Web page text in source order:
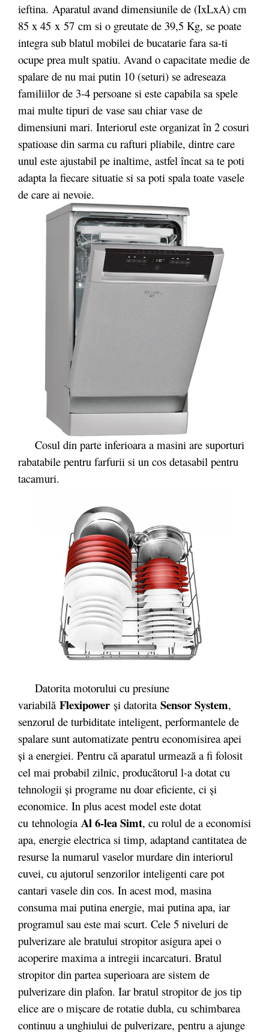
ieftina. Aparatul avand dimensiunile de (IxLxA) cm
85 x 45 x 57 cm si o greutate de 39,5 Kg, se poate
integra sub blatul mobilei de bucatarie fara sa-ti
ocupe prea mult spatiu. Avand o capacitate medie de
spalare de nu mai putin 10 (seturi) se adreseaza
familiilor de 3-4 persoane si este capabila sa spele
mai multe tipuri de vase sau chiar vase de
dimensiuni mari. Interiorul este organizat în 2 cosuri
spatioase din sarma cu rafturi pliabile, dintre care
unul este ajustabil pe inaltime, astfel încat sa te poti
adapta la fiecare situatie si sa poti spala toate vasele
de care ai nevoie.
Cosul din parte inferioara a masini are suporturi
rabatabile pentru farfurii si un cos detasabil pentru
tacamuri.
Datorita motorului cu presiune
variabilă Flexipower şi datorita Sensor System,
senzorul de turbiditate inteligent, performantele de
spalare sunt automatizate pentru economisirea apei
şi a energiei. Pentru că aparatul urmează a fi folosit
cel mai probabil zilnic, producătorul l-a dotat cu
tehnologii și programe nu doar eficiente, ci și
economice. In plus acest model este dotat
cu tehnologia Al 6-lea Simt, cu rolul de a economisi
apa, energie electrica si timp, adaptand cantitatea de
resurse la numarul vaselor murdare din interiorul
cuvei, cu ajutorul senzorilor inteligenti care pot
cantari vasele din cos. In acest mod, masina
consuma mai putina energie, mai putina apa, iar
programul sau este mai scurt. Cele 5 niveluri de
pulverizare ale bratului stropitor asigura apei o
acoperire maxima a intregii incarcaturi. Bratul
stropitor din partea superioara are sistem de
pulverizare din plafon. Iar bratul stropitor de jos tip
elice are o mișcare de rotatie dubla, cu schimbarea
continuu a unghiului de pulverizare, pentru a ajunge